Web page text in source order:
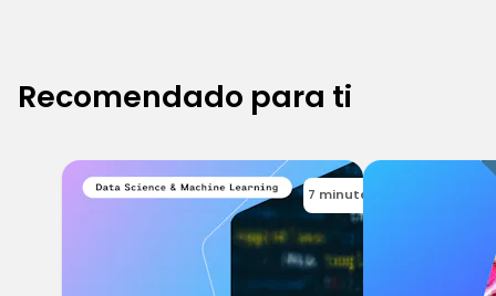
Recomendado para ti
7 minutes